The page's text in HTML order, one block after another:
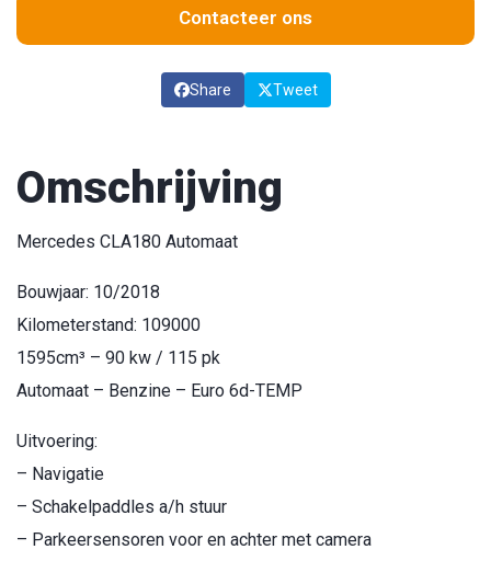
Contacteer ons
Share Tweet
Omschrijving
Mercedes CLA180 Automaat
Bouwjaar: 10/2018
Kilometerstand: 109000
1595cm³ – 90 kw / 115 pk
Automaat – Benzine – Euro 6d-TEMP
Uitvoering:
– Navigatie
– Schakelpaddles a/h stuur
– Parkeersensoren voor en achter met camera